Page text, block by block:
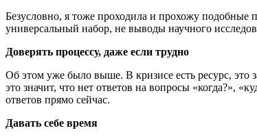
Безусловно, я тоже проходила и прохожу подобные
универсальный набор, не выводы научного
Доверять процессу, даже если трудно
Об этом уже было выше. В кризисе есть ресурс, это
это значит, что нет ответов на вопросы «когда?»,
ответов прямо сейчас.
Давать себе время